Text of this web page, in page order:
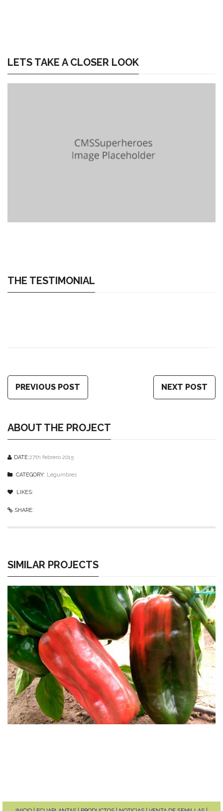
LETS TAKE A CLOSER LOOK
THE TESTIMONIAL
PREVIOUS POST NEXT POST
ABOUT THE PROJECT
DATE:27th febrero 2015
CATEGORY: Legumbres
LIKES:
SHARE:
SIMILAR PROJECTS